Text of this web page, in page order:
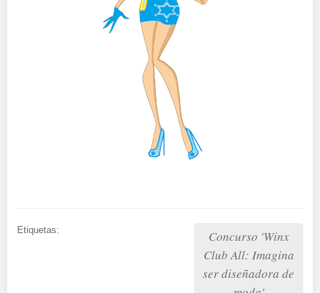
Etiquetas:
Concurso 'Winx
Club All: Imagina
ser diseñadora de